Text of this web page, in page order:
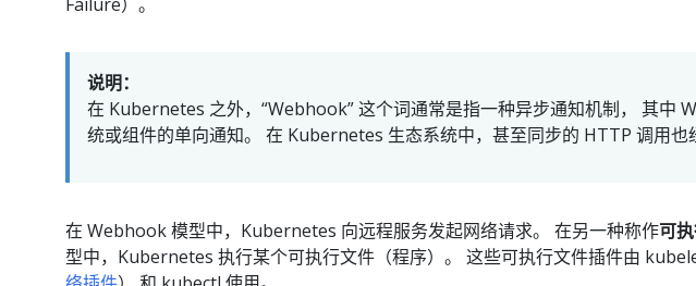
说明：
在 Kubernetes 之外，“Webhook” 这个词通常是指一种异步通知机制， 其中
统或组件的单向通知。 在 Kubernetes 生态系统中，甚至同步的 HTTP 调用也
在 Webhook 模型中，Kubernetes 向远程服务发起网络请求。 在另一种称作可
型中，Kubernetes 执行某个可执行文件（程序）。 这些可执行文件插件由